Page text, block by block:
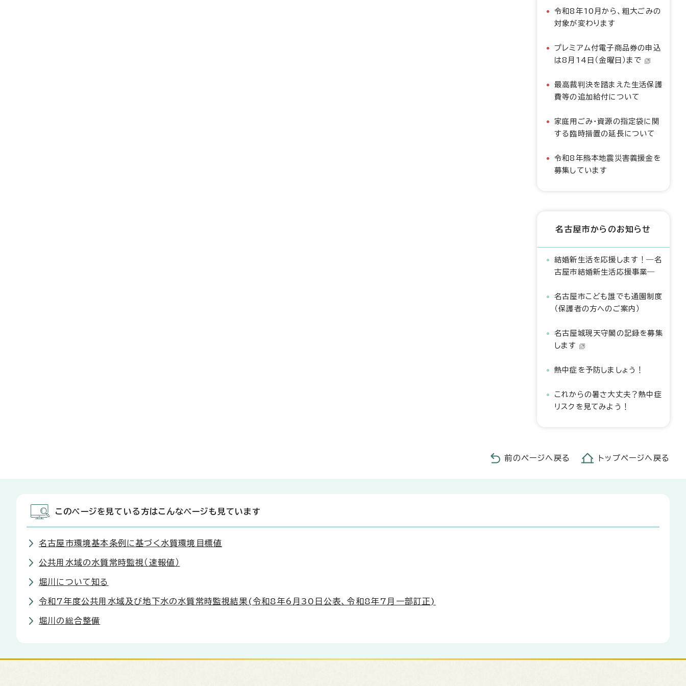
令和8年10月から、粗大ごみの
対象が変わります
プレミアム付電子商品券の申込
は8月14日（金曜日）まで
最高裁判決を踏まえた生活保護
費等の追加給付について
家庭用ごみ・資源の指定袋に関
する臨時措置の延長について
令和8年熊本地震災害義援金を
募集しています
名古屋市からのお知らせ
結婚新生活を応援します！―名
古屋市結婚新生活応援事業―
名古屋市こども誰でも通園制度
（保護者の方へのご案内）
名古屋城現天守閣の記録を募集
します
熱中症を予防しましょう！
これからの暑さ大丈夫？熱中症
リスクを見てみよう！
前のページへ戻る トップページへ戻る
このページを見ている方はこんなページも見ています
名古屋市環境基本条例に基づく水質環境目標値
公共用水域の水質常時監視（速報値）
堀川について知る
令和7年度公共用水域及び地下水の水質常時監視結果(令和8年6月30日公表、令和8年7月一部訂正)
堀川の総合整備